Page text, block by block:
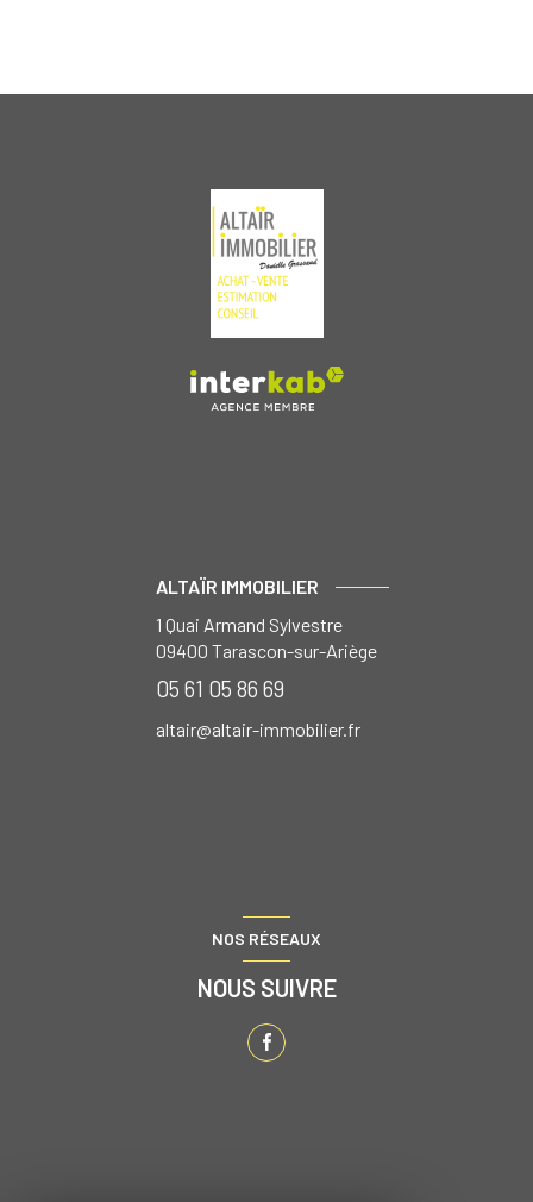
ALTAÏR IMMOBILIER
1 Quai Armand Sylvestre
09400 Tarascon-sur-Ariège
05 61 05 86 69
altair@altair-immobilier.fr
NOS RÉSEAUX
NOUS SUIVRE